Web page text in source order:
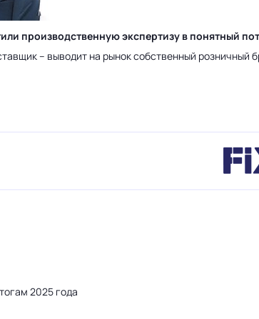
производственную экспертизу в понятный
– выводит на рынок собственный розничный
2025 года